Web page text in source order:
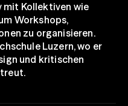
Kollektiven wie
Workshops,
zu organisieren.
Luzern, wo er
und kritischen